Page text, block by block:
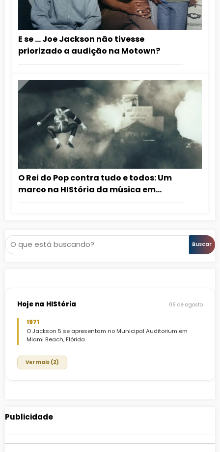
E se … Joe Jackson não tivesse
priorizado a audição na Motown?
O Rei do Pop contra tudo e todos: Um
marco na HIStória da música em
Moscou
Pesquisar Buscar
Hoje na HIStória 08 de agosto
1971
O Jackson 5 se apresentam no Municipal Auditorium em
Miami Beach, Flórida.
Ver mais (2)
Publicidade